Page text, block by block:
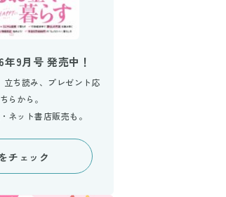
9月号 発売中！
立ち読み、プレゼント応
らから。
ネット書店販売も。
チェック